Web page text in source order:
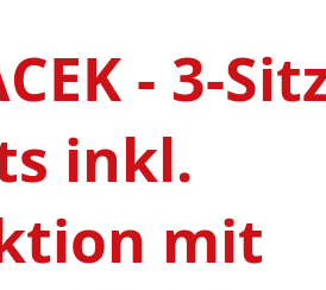
- 3-
inkl.
mit